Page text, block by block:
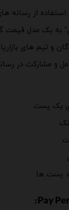
از رسانه
به یک مدل قیمت
و تیم های
و مشارکت در
یک پست
پست ها
Pay